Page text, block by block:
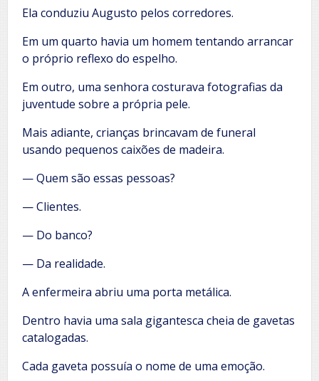
Ela conduziu Augusto pelos corredores.
Em um quarto havia um homem tentando arrancar
o próprio reflexo do espelho.
Em outro, uma senhora costurava fotografias da
juventude sobre a própria pele.
Mais adiante, crianças brincavam de funeral
usando pequenos caixões de madeira.
— Quem são essas pessoas?
— Clientes.
— Do banco?
— Da realidade.
A enfermeira abriu uma porta metálica.
Dentro havia uma sala gigantesca cheia de gavetas
catalogadas.
Cada gaveta possuía o nome de uma emoção.